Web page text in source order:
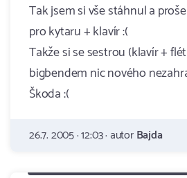
Tak jsem si vše stáhnul a
pro kytaru + klavír :(
Takže si se sestrou (klavír +
bigbendem nic nového
Škoda :(
26.7. 2005 · 12:03 · autorBajda